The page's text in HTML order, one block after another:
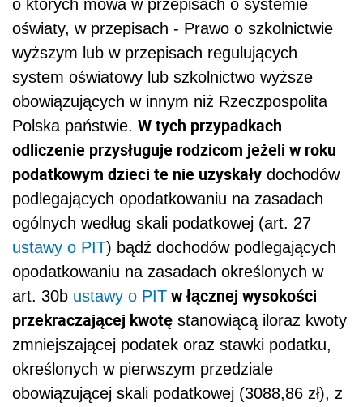
o których mowa w przepisach o systemie
oświaty, w przepisach - Prawo o szkolnictwie
wyższym lub w przepisach regulujących
system oświatowy lub szkolnictwo wyższe
obowiązujących w innym niż Rzeczpospolita
Polska państwie. W tych przypadkach
odliczenie przysługuje rodzicom jeżeli w roku
podatkowym dzieci te nie uzyskały dochodów
podlegających opodatkowaniu na zasadach
ogólnych według skali podatkowej (art. 27
ustawy o PIT) bądź dochodów podlegających
opodatkowaniu na zasadach określonych w
art. 30b ustawy o PIT w łącznej wysokości
przekraczającej kwotę stanowiącą iloraz kwoty
zmniejszającej podatek oraz stawki podatku,
określonych w pierwszym przedziale
obowiązującej skali podatkowej (3088,86 zł), z